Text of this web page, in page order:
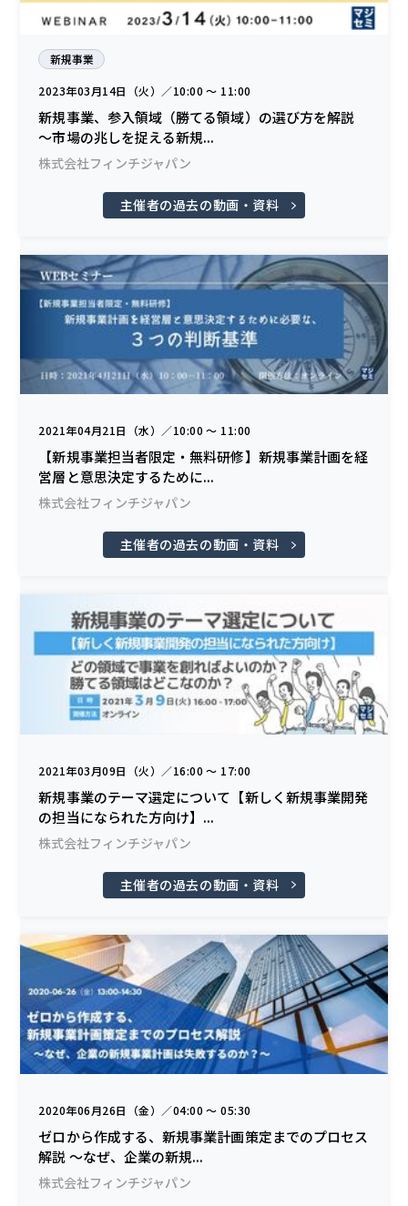
新規事業
2023年03月14日（火）／10:00 〜 11:00
新規事業、参入領域（勝てる領域）の選び方を解説
～市場の兆しを捉える新規...
株式会社フィンチジャパン
主催者の過去の動画・資料
2021年04月21日（水）／10:00 〜 11:00
【新規事業担当者限定・無料研修】新規事業計画を経
営層と意思決定するために...
株式会社フィンチジャパン
主催者の過去の動画・資料
2021年03月09日（火）／16:00 〜 17:00
新規事業のテーマ選定について【新しく新規事業開発
の担当になられた方向け】...
株式会社フィンチジャパン
主催者の過去の動画・資料
2020年06月26日（金）／04:00 〜 05:30
ゼロから作成する、新規事業計画策定までのプロセス
解説 ～なぜ、企業の新規...
株式会社フィンチジャパン